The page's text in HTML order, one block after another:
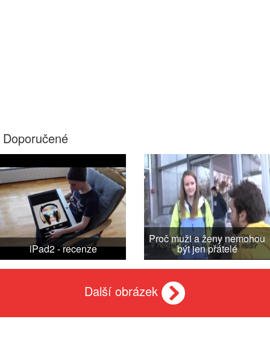
Doporučené
iPad2 - recenze
Proč muži a ženy nemohou
být jen přátelé
Další obrázek